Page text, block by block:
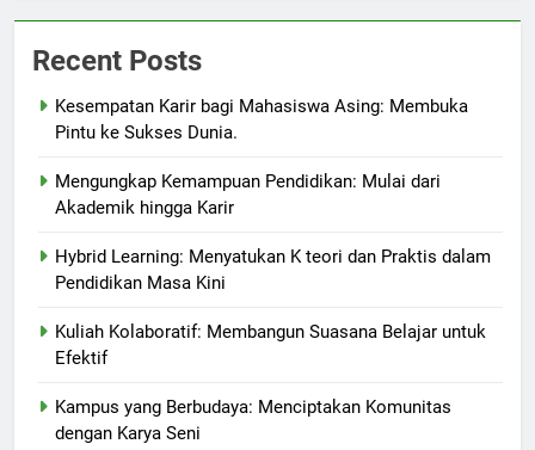
Recent Posts
Kesempatan Karir bagi Mahasiswa Asing: Membuka
Pintu ke Sukses Dunia.
Mengungkap Kemampuan Pendidikan: Mulai dari
Akademik hingga Karir
Hybrid Learning: Menyatukan K teori dan Praktis dalam
Pendidikan Masa Kini
Kuliah Kolaboratif: Membangun Suasana Belajar untuk
Efektif
Kampus yang Berbudaya: Menciptakan Komunitas
dengan Karya Seni